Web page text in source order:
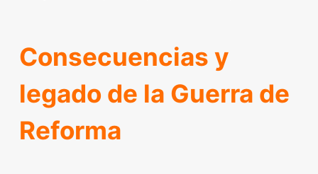
Consecuencias y
legado de la Guerra de
Reforma